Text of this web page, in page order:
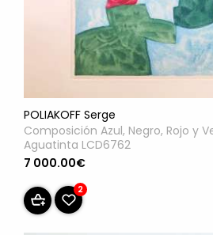
POLIAKOFF Serge
Composición Azul, Negro, Rojo y
Aguatinta LCD6762
7 000.00€
2